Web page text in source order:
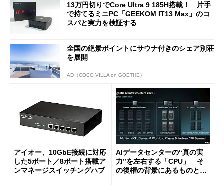
13万円切りでCore Ultra 9 185H搭載！ 片手
で持てるミニPC「GEEKOM IT13 Max」のコ
スパと実力を検証する
全国の絶景ポイントにサウナ付きのシェア別荘
を展開
AD（COCO VILLA on GOETHE）
アイオー、10GbE接続に対応
した5ポート／8ポート搭載ア
ンマネージスイッチングハブ
AIデータセンターの“真の実
力”を左右する「CPU」 そ
の復権の背景にあるものと